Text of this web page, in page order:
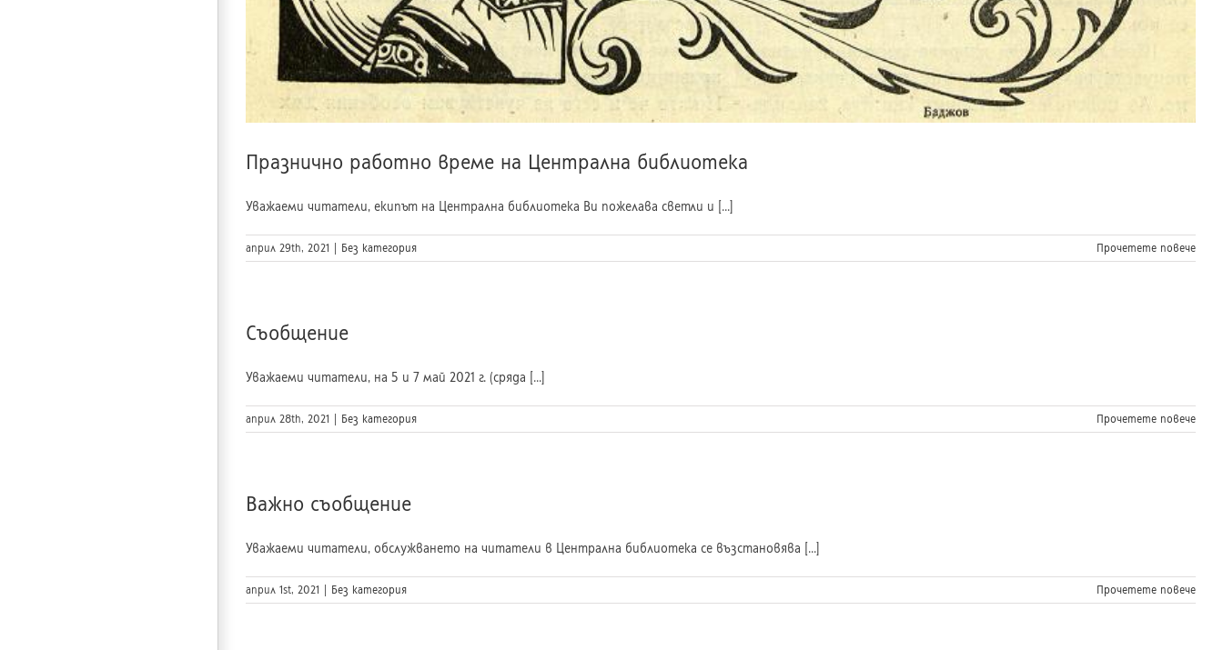
Празнично работно време на Централна библиотека
Уважаеми читатели, екипът на Централна библиотека Ви пожелава светли и [...]
април 29th, 2021 Без категория Прочетете повече
Съобщение
Уважаеми читатели, на 5 и 7 май 2021 г. (сряда [...]
април 28th, 2021 Без категория Прочетете повече
Важно съобщение
Уважаеми читатели, обслужването на читатели в Централна библиотека се възстановява [...]
април 1st, 2021 Без категория Прочетете повече